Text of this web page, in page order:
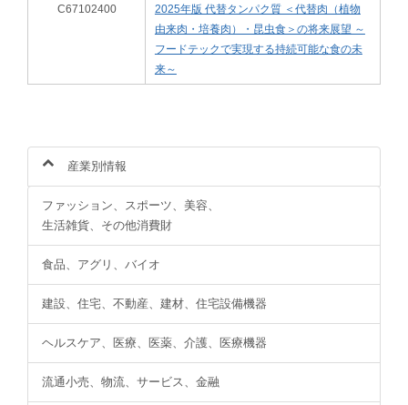
C67102400
2025年版 代替タンパク質 ＜代替肉（植物
由来肉・培養肉）・昆虫食＞の将来展望 ～
フードテックで実現する持続可能な食の未
来～
産業別情報
ファッション、スポーツ、美容、
生活雑貨、その他消費財
食品、アグリ、バイオ
建設、住宅、不動産、建材、住宅設備機器
ヘルスケア、医療、医薬、介護、医療機器
流通小売、物流、サービス、金融